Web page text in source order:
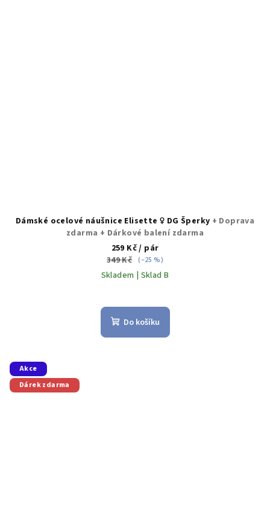
Dámské ocelové náušnice Elisette ♀️ DG Šperky + Doprava
zdarma + Dárkové balení zdarma
259 Kč/ pár
349 Kč (–25 %)
Skladem | Sklad B
Do košíku
Akce
Dárek zdarma